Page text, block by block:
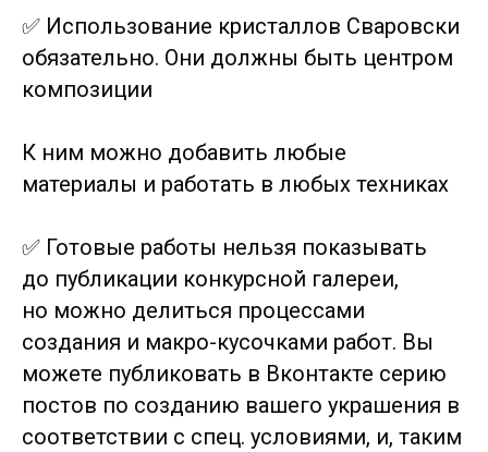
✅ Использование кристаллов Сваровски
обязательно. Они должны быть центром
композиции
К ним можно добавить любые
материалы и работать в любых техниках
✅ Готовые работы нельзя показывать
до публикации конкурсной галереи,
но можно делиться процессами
создания и макро-кусочками работ. Вы
можете публиковать в Вконтакте серию
постов по созданию вашего украшения в
соответствии с спец. условиями, и, таким